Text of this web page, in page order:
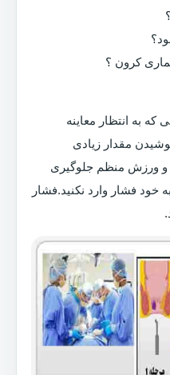
کرون ؟
که به انتظار معاینه
مقدار زیادی
و ورزش منظم جلوگیری
خود فشار وارد نکنید.فشار